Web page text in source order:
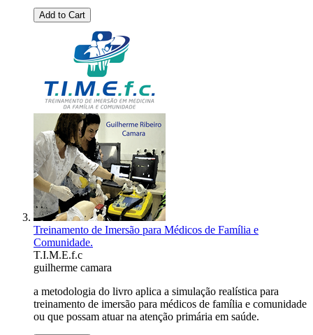
Add to Cart
Treinamento de Imersão para Médicos de Família e
Comunidade.
T.I.M.E.f.c
guilherme camara
a metodologia do livro aplica a simulação realística para
treinamento de imersão para médicos de família e comunidade
ou que possam atuar na atenção primária em saúde.